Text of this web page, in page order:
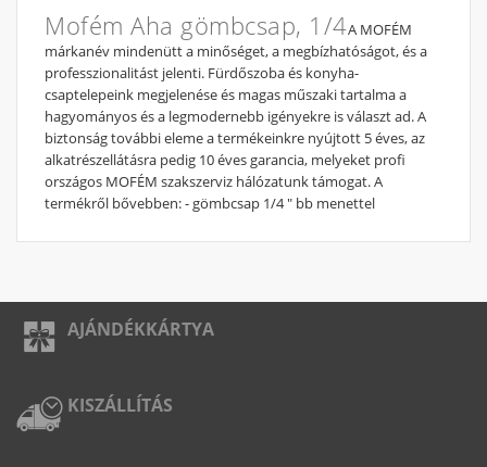
Mofém Aha gömbcsap, 1/4A MOFÉM
márkanév mindenütt a minőséget, a megbízhatóságot, és a
professzionalitást jelenti. Fürdőszoba és konyha-
csaptelepeink megjelenése és magas műszaki tartalma a
hagyományos és a legmodernebb igényekre is választ ad. A
biztonság további eleme a termékeinkre nyújtott 5 éves, az
alkatrészellátásra pedig 10 éves garancia, melyeket profi
országos MOFÉM szakszerviz hálózatunk támogat. A
termékről bővebben: - gömbcsap 1/4 " bb menettel
AJÁNDÉKKÁRTYA
KISZÁLLÍTÁS